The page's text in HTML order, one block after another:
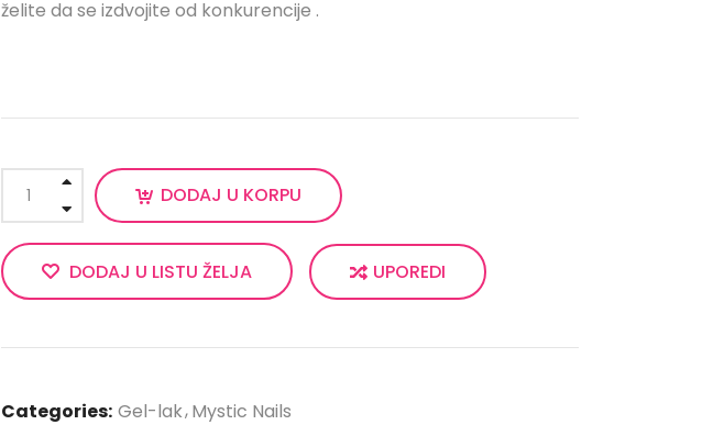
želite da se izdvojite od konkurencije .
DODAJ U KORPU
DODAJ U LISTU ŽELJA UPOREDI
Categories: Gel-lak Mystic Nails